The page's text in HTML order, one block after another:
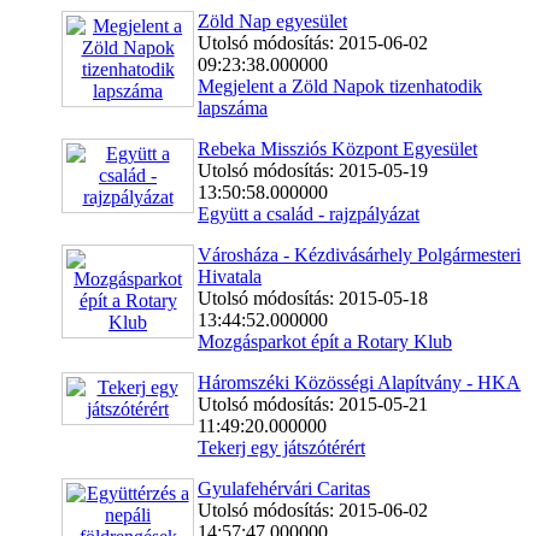
Zöld Nap egyesület
Utolsó módosítás: 2015-06-02
09:23:38.000000
Megjelent a Zöld Napok tizenhatodik
lapszáma
Rebeka Missziós Központ Egyesület
Utolsó módosítás: 2015-05-19
13:50:58.000000
Együtt a család - rajzpályázat
Városháza - Kézdivásárhely Polgármesteri
Hivatala
Utolsó módosítás: 2015-05-18
13:44:52.000000
Mozgásparkot épít a Rotary Klub
Háromszéki Közösségi Alapítvány - HKA
Utolsó módosítás: 2015-05-21
11:49:20.000000
Tekerj egy játszótérért
Gyulafehérvári Caritas
Utolsó módosítás: 2015-06-02
14:57:47.000000